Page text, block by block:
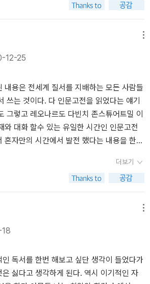
하고 싶다. 인문고전 독서능력은 인문고전
저절로 생긴다. - 자신만의 체계를
아놓고 읽기 시작하면 독서의 재미가 떨어
나 골라서 읽다가 불현듯 알게 된, 그 책을
이 굉장한 동기부여가 된다. - 필사하라
글자들이 단순한 글자로 머물지 않고 ‘대화
던 그 순간들을 어떻게 설명할 수 있을까. 그
찾아왔다. 그 순간들이 쌓여서 나의 작은 변
사서
것이다. 이런 식으로 세 권에서 다섯 권만 독
녀라 당신
게 인문고전을 집어 들게 될 것이고, 순간적
다. - 읽은 내용에 대해 다른
려운 이야기를 하는 당신을 따뜻한 눈으로
주는 사람이 단 한 명만 있어도 당신의 인
것이다.
후회가 밀려왔다. 반복독서 - 필사 - 사색으
는 나에게 정말 큰 깨달음이었다.그중에서
요즘 사람들이 생각없이 사는 것에 대해 경
생각한다.내가 자식을 키우는 입장이다보니
많은 관심이 갔는데 초등학교도 안들어간 애
수 있는지에 대해서는 좀 의문이 들었다.그
을 주문했다 ^^오늘부터 이 책에서 소개한
해 봐야 겠다.혹시 아나? 천재가 될 수 있
12-25
내용은 전세계 질서를 지배하는 모든 사람들
쓰는 것이다. 다 인문고전을 읽었다는 얘기
그렇고 레오나르도 다빈치 존스튜어트밀 이
와 대화 할수 있는 유일한 시간인 인문고전
혼자만의 시간에서 발전 했다는 내용을 한
면서 이 사람은 철학함으로 투자를 해서 엄청
를 한다. 또한 이병철회장과 정주영 회장
를 읽는 것을 장려하게 되는데, 논어를 읽으
아진다고 이야기 하는데 나는 이에 대해서
. 또한 세종대왕의 백독백습을 하는 것을
을 안하는가 라고 반성을 하게 되었다. 리딩
맹점은 책읽는 것이 성공의 지름길이긴 하
공한것이 아니라는 사실은 이야기 하지 않
책을 읽은지가 별로 오래 되지 않았다. 학
더보기
독서를 한번 해보고 싶단 생각이 들었다가
생각하게 된다. 역시 이기적인 자